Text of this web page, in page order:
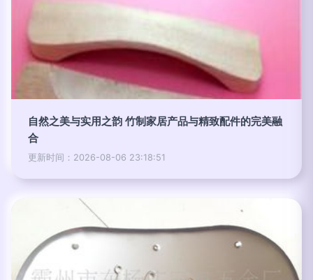
自然之美与实用之韵 竹制家居产品与精致配件的完美融
合
更新时间：2026-08-06 23:18:51